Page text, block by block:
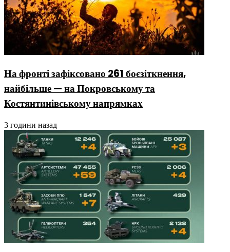
На фронті зафіксовано 261 боєзіткнення,
найбільше — на Покровському та
Костянтинівському напрямках
3 години назад